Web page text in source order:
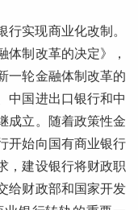
行实现商业化改制。
体制改革的决定》，
一轮金融体制改革的
中国进出口银行和中
成立。随着政策性金
开始向国有商业银行
，建设银行将财政职
给财政部和国家开发